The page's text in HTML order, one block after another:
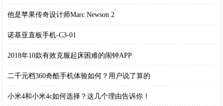
他是苹果传奇设计师Marc Newson 2
诺基亚直板手机-C3-01
2018年10款有效克服起床困难的闹钟APP
二千元档360奇酷手机体验如何？用户说了算的
小米4和小米4c如何选择？这几个理由告诉你！